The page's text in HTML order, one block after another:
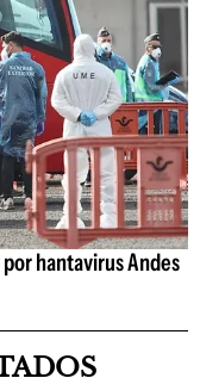
hantavirus Andes